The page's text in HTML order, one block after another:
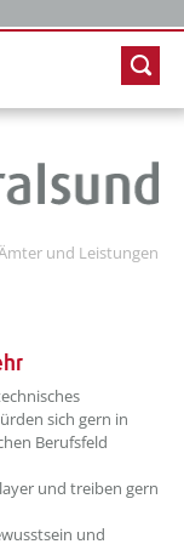
und Leistungen
titel ???
sich gern in
Berufsfeld
und treiben gern
und